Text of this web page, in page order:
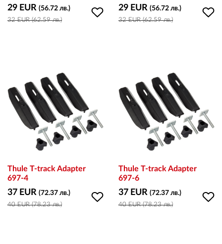
29 EUR (56.72 лв.)
32 EUR (62.59 лв.)
29 EUR (56.72 лв.)
32 EUR (62.59 лв.)
Thule T-track Adapter
697-4
37 EUR (72.37 лв.)
40 EUR (78.23 лв.)
Thule T-track Adapter
697-6
37 EUR (72.37 лв.)
40 EUR (78.23 лв.)